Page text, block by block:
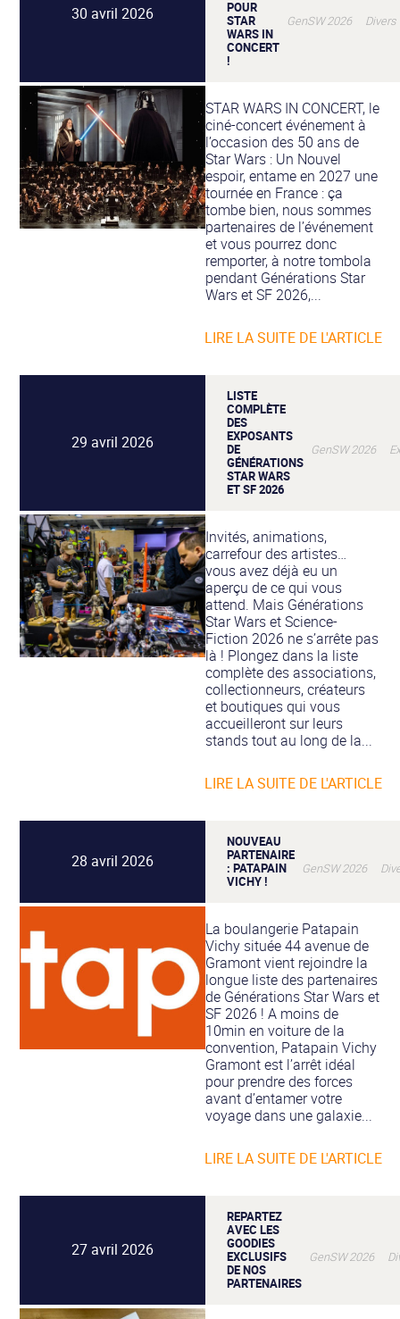
30 avril 2026
POUR
STAR
WARS IN
CONCERT
!
GenSW 2026 Divers
STAR WARS IN CONCERT, le
ciné-concert événement à
l’occasion des 50 ans de
Star Wars : Un Nouvel
espoir, entame en 2027 une
tournée en France : ça
tombe bien, nous sommes
partenaires de l’événement
et vous pourrez donc
remporter, à notre tombola
pendant Générations Star
Wars et SF 2026,...
LIRE LA SUITE DE L'ARTICLE
29 avril 2026
LISTE
COMPLÈTE
DES
EXPOSANTS
DE
GÉNÉRATIONS
STAR WARS
ET SF 2026
GenSW 2026
Invités, animations,
carrefour des artistes…
vous avez déjà eu un
aperçu de ce qui vous
attend. Mais Générations
Star Wars et Science-
Fiction 2026 ne s’arrête pas
là ! Plongez dans la liste
complète des associations,
collectionneurs, créateurs
et boutiques qui vous
accueilleront sur leurs
stands tout au long de la...
LIRE LA SUITE DE L'ARTICLE
28 avril 2026
NOUVEAU
PARTENAIRE
: PATAPAIN
VICHY !
GenSW 2026
La boulangerie Patapain
Vichy située 44 avenue de
Gramont vient rejoindre la
longue liste des partenaires
de Générations Star Wars et
SF 2026 ! A moins de
10min en voiture de la
convention, Patapain Vichy
Gramont est l’arrêt idéal
pour prendre des forces
avant d’entamer votre
voyage dans une galaxie...
LIRE LA SUITE DE L'ARTICLE
27 avril 2026
REPARTEZ
AVEC LES
GOODIES
EXCLUSIFS
DE NOS
PARTENAIRES
GenSW 2026